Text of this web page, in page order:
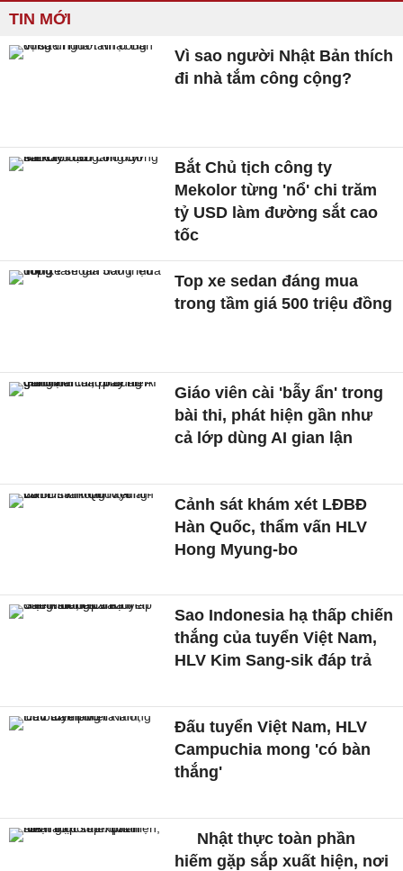
TIN MỚI
Vì sao người Nhật Bản thích
đi nhà tắm công cộng?
Bắt Chủ tịch công ty
Mekolor từng 'nổ' chi trăm
tỷ USD làm đường sắt cao
tốc
Top xe sedan đáng mua
trong tầm giá 500 triệu đồng
Giáo viên cài 'bẫy ẩn' trong
bài thi, phát hiện gần như
cả lớp dùng AI gian lận
Cảnh sát khám xét LĐBĐ
Hàn Quốc, thẩm vấn HLV
Hong Myung-bo
Sao Indonesia hạ thấp chiến
thắng của tuyển Việt Nam,
HLV Kim Sang-sik đáp trả
Đấu tuyển Việt Nam, HLV
Campuchia mong 'có bàn
thắng'
Nhật thực toàn phần
hiếm gặp sắp xuất hiện, nơi